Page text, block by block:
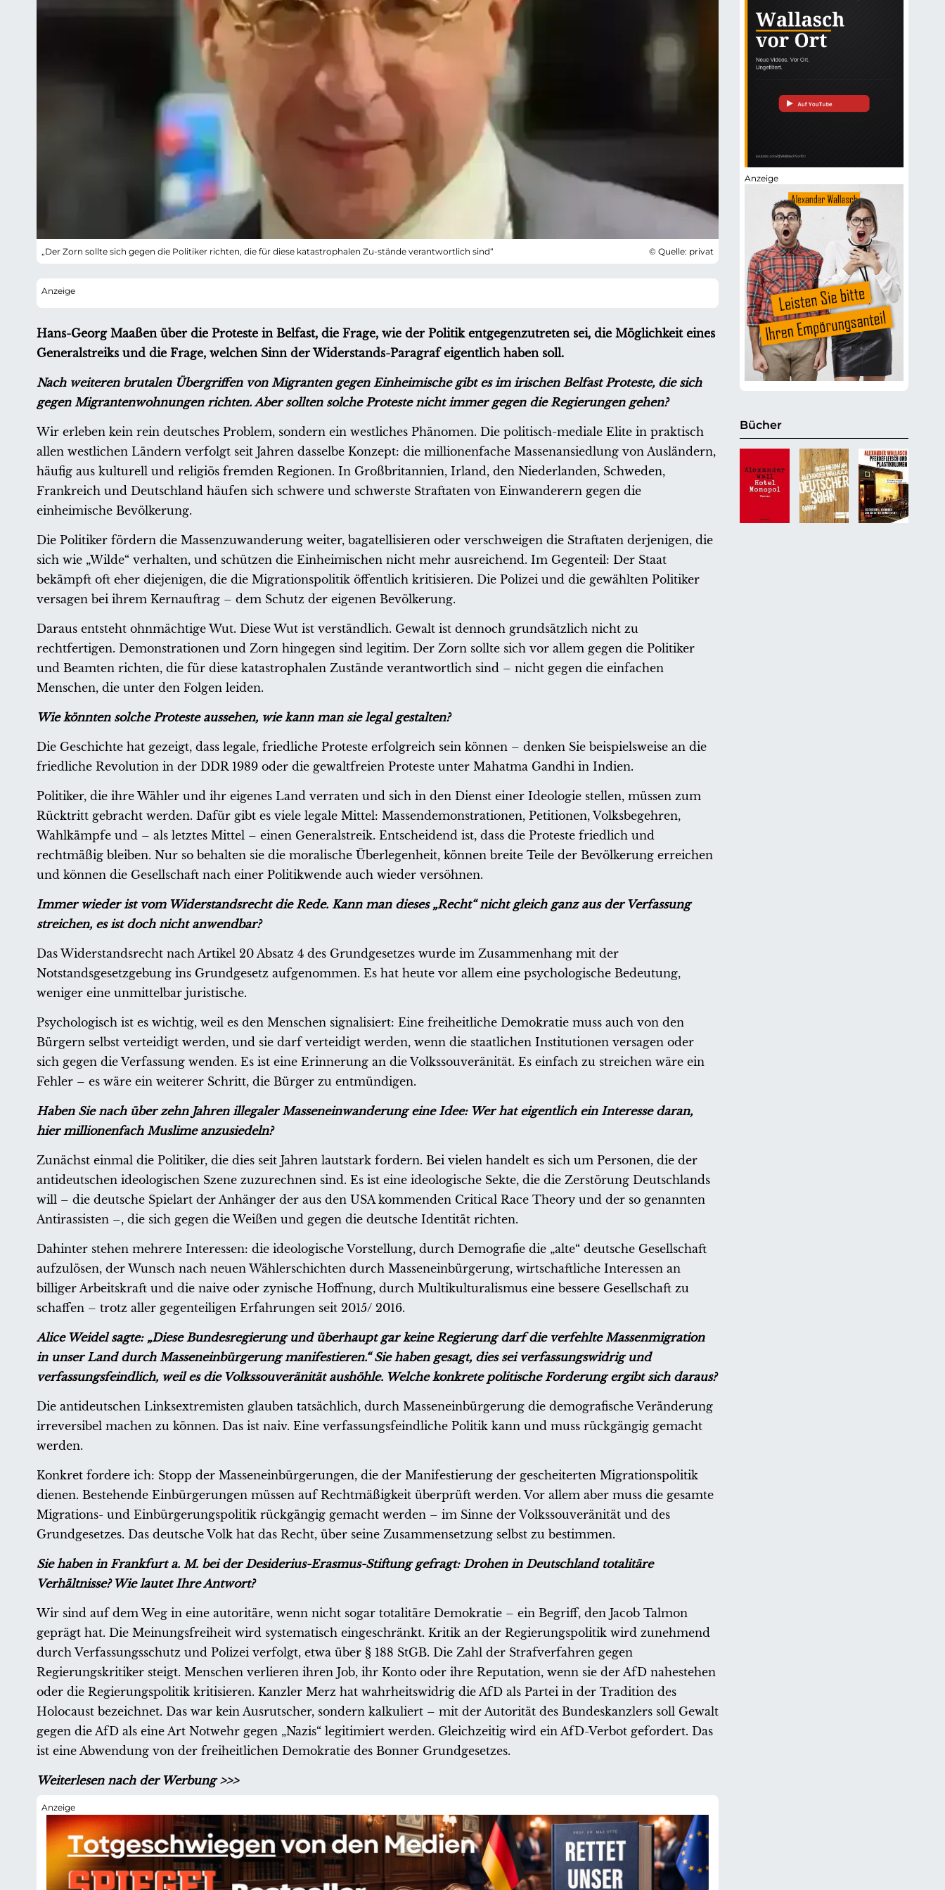
„Der Zorn sollte sich gegen die Politiker richten, die für diese katastrophalen Zu-stände verantwortlich sind“ © Quelle: privat
Hans-Georg Maaßen über die Proteste in Belfast, die Frage, wie der Politik entgegenzutreten sei, die Möglichkeit eines
Generalstreiks und die Frage, welchen Sinn der Widerstands-Paragraf eigentlich haben soll.
Nach weiteren brutalen Übergriffen von Migranten gegen Einheimische gibt es im irischen Belfast Proteste, die sich
gegen Migrantenwohnungen richten. Aber sollten solche Proteste nicht immer gegen die Regierungen gehen?
Wir erleben kein rein deutsches Problem, sondern ein westliches Phänomen. Die politisch-mediale Elite in praktisch
allen westlichen Ländern verfolgt seit Jahren dasselbe Konzept: die millionenfache Massenansiedlung von Ausländern,
häufig aus kulturell und religiös fremden Regionen. In Großbritannien, Irland, den Niederlanden, Schweden,
Frankreich und Deutschland häufen sich schwere und schwerste Straftaten von Einwanderern gegen die
einheimische Bevölkerung.
Die Politiker fördern die Massenzuwanderung weiter, bagatellisieren oder verschweigen die Straftaten derjenigen, die
sich wie „Wilde“ verhalten, und schützen die Einheimischen nicht mehr ausreichend. Im Gegenteil: Der Staat
bekämpft oft eher diejenigen, die die Migrationspolitik öffentlich kritisieren. Die Polizei und die gewählten Politiker
versagen bei ihrem Kernauftrag – dem Schutz der eigenen Bevölkerung.
Daraus entsteht ohnmächtige Wut. Diese Wut ist verständlich. Gewalt ist dennoch grundsätzlich nicht zu
rechtfertigen. Demonstrationen und Zorn hingegen sind legitim. Der Zorn sollte sich vor allem gegen die Politiker
und Beamten richten, die für diese katastrophalen Zustände verantwortlich sind – nicht gegen die einfachen
Menschen, die unter den Folgen leiden.
Wie könnten solche Proteste aussehen, wie kann man sie legal gestalten?
Die Geschichte hat gezeigt, dass legale, friedliche Proteste erfolgreich sein können – denken Sie beispielsweise an die
friedliche Revolution in der DDR 1989 oder die gewaltfreien Proteste unter Mahatma Gandhi in Indien.
Politiker, die ihre Wähler und ihr eigenes Land verraten und sich in den Dienst einer Ideologie stellen, müssen zum
Rücktritt gebracht werden. Dafür gibt es viele legale Mittel: Massendemonstrationen, Petitionen, Volksbegehren,
Wahlkämpfe und – als letztes Mittel – einen Generalstreik. Entscheidend ist, dass die Proteste friedlich und
rechtmäßig bleiben. Nur so behalten sie die moralische Überlegenheit, können breite Teile der Bevölkerung erreichen
und können die Gesellschaft nach einer Politikwende auch wieder versöhnen.
Immer wieder ist vom Widerstandsrecht die Rede. Kann man dieses „Recht“ nicht gleich ganz aus der Verfassung
streichen, es ist doch nicht anwendbar?
Das Widerstandsrecht nach Artikel 20 Absatz 4 des Grundgesetzes wurde im Zusammenhang mit der
Notstandsgesetzgebung ins Grundgesetz aufgenommen. Es hat heute vor allem eine psychologische Bedeutung,
weniger eine unmittelbar juristische.
Psychologisch ist es wichtig, weil es den Menschen signalisiert: Eine freiheitliche Demokratie muss auch von den
Bürgern selbst verteidigt werden, und sie darf verteidigt werden, wenn die staatlichen Institutionen versagen oder
sich gegen die Verfassung wenden. Es ist eine Erinnerung an die Volkssouveränität. Es einfach zu streichen wäre ein
Fehler – es wäre ein weiterer Schritt, die Bürger zu entmündigen.
Haben Sie nach über zehn Jahren illegaler Masseneinwanderung eine Idee: Wer hat eigentlich ein Interesse daran,
hier millionenfach Muslime anzusiedeln?
Zunächst einmal die Politiker, die dies seit Jahren lautstark fordern. Bei vielen handelt es sich um Personen, die der
antideutschen ideologischen Szene zuzurechnen sind. Es ist eine ideologische Sekte, die die Zerstörung Deutschlands
will – die deutsche Spielart der Anhänger der aus den USA kommenden Critical Race Theory und der so genannten
Antirassisten –, die sich gegen die Weißen und gegen die deutsche Identität richten.
Dahinter stehen mehrere Interessen: die ideologische Vorstellung, durch Demografie die „alte“ deutsche Gesellschaft
aufzulösen, der Wunsch nach neuen Wählerschichten durch Masseneinbürgerung, wirtschaftliche Interessen an
billiger Arbeitskraft und die naive oder zynische Hoffnung, durch Multikulturalismus eine bessere Gesellschaft zu
schaffen – trotz aller gegenteiligen Erfahrungen seit 2015/ 2016.
Alice Weidel sagte: „Diese Bundesregierung und überhaupt gar keine Regierung darf die verfehlte Massenmigration
in unser Land durch Masseneinbürgerung manifestieren.“ Sie haben gesagt, dies sei verfassungswidrig und
verfassungsfeindlich, weil es die Volkssouveränität aushöhle. Welche konkrete politische Forderung ergibt sich daraus?
Die antideutschen Linksextremisten glauben tatsächlich, durch Masseneinbürgerung die demografische Veränderung
irreversibel machen zu können. Das ist naiv. Eine verfassungsfeindliche Politik kann und muss rückgängig gemacht
werden.
Konkret fordere ich: Stopp der Masseneinbürgerungen, die der Manifestierung der gescheiterten Migrationspolitik
dienen. Bestehende Einbürgerungen müssen auf Rechtmäßigkeit überprüft werden. Vor allem aber muss die gesamte
Migrations- und Einbürgerungspolitik rückgängig gemacht werden – im Sinne der Volkssouveränität und des
Grundgesetzes. Das deutsche Volk hat das Recht, über seine Zusammensetzung selbst zu bestimmen.
Sie haben in Frankfurt a. M. bei der Desiderius-Erasmus-Stiftung gefragt: Drohen in Deutschland totalitäre
Verhältnisse? Wie lautet Ihre Antwort?
Wir sind auf dem Weg in eine autoritäre, wenn nicht sogar totalitäre Demokratie – ein Begriff, den Jacob Talmon
geprägt hat. Die Meinungsfreiheit wird systematisch eingeschränkt. Kritik an der Regierungspolitik wird zunehmend
durch Verfassungsschutz und Polizei verfolgt, etwa über § 188 StGB. Die Zahl der Strafverfahren gegen
Regierungskritiker steigt. Menschen verlieren ihren Job, ihr Konto oder ihre Reputation, wenn sie der AfD nahestehen
oder die Regierungspolitik kritisieren. Kanzler Merz hat wahrheitswidrig die AfD als Partei in der Tradition des
Holocaust bezeichnet. Das war kein Ausrutscher, sondern kalkuliert – mit der Autorität des Bundeskanzlers soll Gewalt
gegen die AfD als eine Art Notwehr gegen „Nazis“ legitimiert werden. Gleichzeitig wird ein AfD-Verbot gefordert. Das
ist eine Abwendung von der freiheitlichen Demokratie des Bonner Grundgesetzes.
Weiterlesen nach der Werbung >>>
Bücher